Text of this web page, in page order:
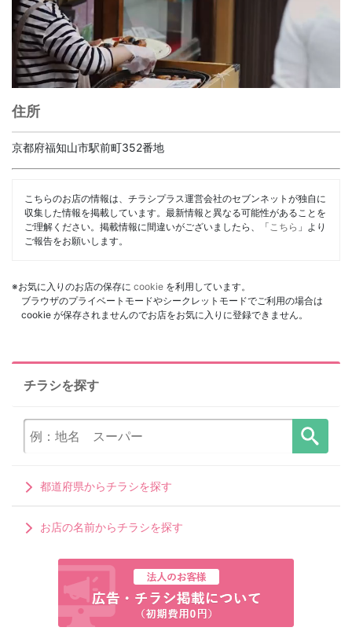
住所
京都府福知山市駅前町352番地
こちらのお店の情報は、チラシプラス運営会社のセブンネットが独自に
収集した情報を掲載しています。最新情報と異なる可能性があることを
ご理解ください。掲載情報に間違いがございましたら、「 こちら 」より
ご報告をお願いします。
※お気に入りのお店の保存に cookie を利用しています。
ブラウザのプライベートモードやシークレットモードでご利用の場合は
cookie が保存されませんのでお店をお気に入りに登録できません。
チラシを探す
都道府県からチラシを探す
お店の名前からチラシを探す